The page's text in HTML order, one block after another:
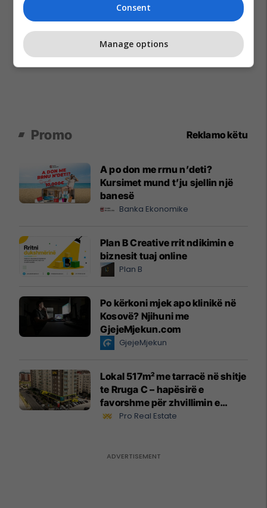
Promo Reklamo këtu
A po don me rrnu n’deti?
Kursimet mund t’ju sjellin një
banesë
Banka Ekonomike
Plan B Creative rrit ndikimin e
biznesit tuaj online
Plan B
Po kërkoni mjek apo klinikë në
Kosovë? Njihuni me
GjejeMjekun.com
GjejeMjekun
Lokal 517m² me tarracë në shitje
te Rruga C – hapësirë e
favorshme për zhvillimin e
biznesit #15796
Pro Real Estate
Consent
Manage options